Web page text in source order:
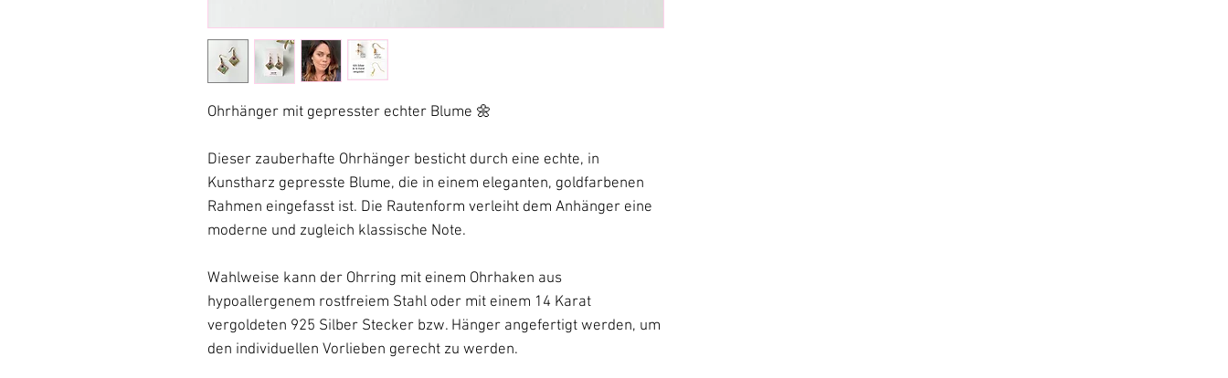
Ohrhänger mit gepresster echter Blume 🌼
Dieser zauberhafte Ohrhänger besticht durch eine echte, in
Kunstharz gepresste Blume, die in einem eleganten, goldfarbenen
Rahmen eingefasst ist. Die Rautenform verleiht dem Anhänger eine
moderne und zugleich klassische Note.
Wahlweise kann der Ohrring mit einem Ohrhaken aus
hypoallergenem rostfreiem Stahl oder mit einem 14 Karat
vergoldeten 925 Silber Stecker bzw. Hänger angefertigt werden, um
den individuellen Vorlieben gerecht zu werden.